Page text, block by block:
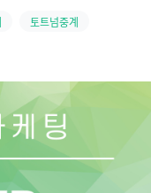
토트넘중계